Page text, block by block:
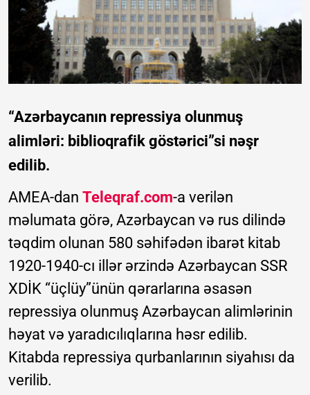
“Azərbaycanın repressiya olunmuş
alimləri: biblioqrafik göstərici”si nəşr
edilib.
AMEA-dan Teleqraf.com-a verilən
məlumata görə, Azərbaycan və rus dilində
təqdim olunan 580 səhifədən ibarət kitab
1920-1940-cı illər ərzində Azərbaycan SSR
XDİK “üçlüy”ünün qərarlarına əsasən
repressiya olunmuş Azərbaycan alimlərinin
həyat və yaradıcılıqlarına həsr edilib.
Kitabda repressiya qurbanlarının siyahısı da
verilib.